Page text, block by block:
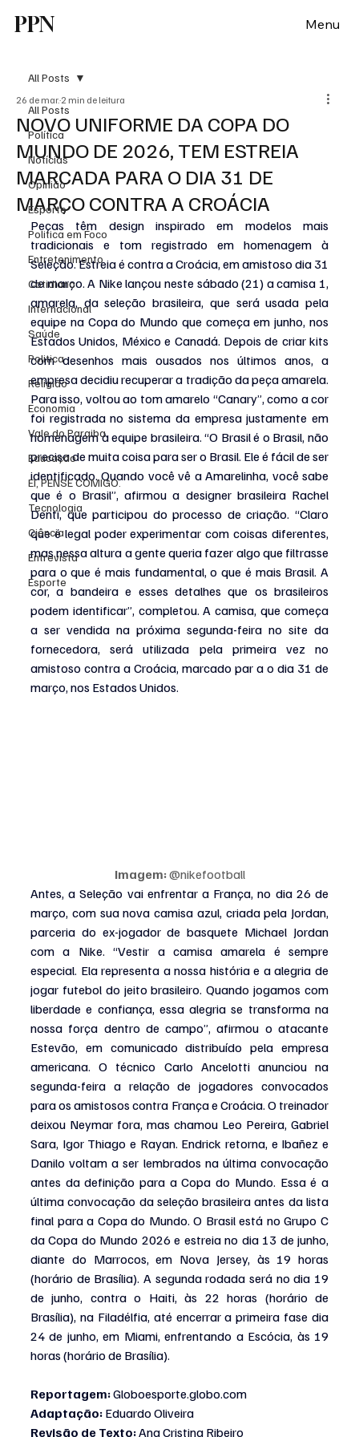
PPN Menu
All Posts
Política
Notícias
Opinião
Esporte
Politica em Foco
Entretenimento
Cotidiano
Internacional
Saúde
Politica
Religião
Economia
Vale do Paraiba
Educação
EI, PENSE COMIGO.
Tecnologia
Ciência
Entrevista
Esporte
All Posts
NOVO UNIFORME DA COPA DO
MUNDO DE 2026, TEM ESTREIA
MARCADA PARA O DIA 31 DE
MARÇO CONTRA A CROÁCIA
26 de mar. 2 min de leitura
Peças têm design inspirado em modelos mais
tradicionais e tom registrado em homenagem à
Seleção. Estreia é contra a Croácia, em amistoso dia 31
de março. A Nike lançou neste sábado (21) a camisa 1,
amarela, da seleção brasileira, que será usada pela
equipe na Copa do Mundo que começa em junho, nos
Estados Unidos, México e Canadá. Depois de criar kits
com desenhos mais ousados nos últimos anos, a
empresa decidiu recuperar a tradição da peça amarela.
Para isso, voltou ao tom amarelo “Canary”, como a cor
foi registrada no sistema da empresa justamente em
homenagem à equipe brasileira. “O Brasil é o Brasil, não
precisa de muita coisa para ser o Brasil. Ele é fácil de ser
identificado. Quando você vê a Amarelinha, você sabe
que é o Brasil”, afirmou a designer brasileira Rachel
Denti, que participou do processo de criação. “Claro
que é legal poder experimentar com coisas diferentes,
mas nessa altura a gente queria fazer algo que filtrasse
para o que é mais fundamental, o que é mais Brasil. A
cor, a bandeira e esses detalhes que os brasileiros
podem identificar”, completou. A camisa, que começa
a ser vendida na próxima segunda-feira no site da
fornecedora, será utilizada pela primeira vez no
amistoso contra a Croácia, marcado par a o dia 31 de
março, nos Estados Unidos.
Imagem: @nikefootball
Antes, a Seleção vai enfrentar a França, no dia 26 de
março, com sua nova camisa azul, criada pela Jordan,
parceria do ex-jogador de basquete Michael Jordan
com a Nike. “Vestir a camisa amarela é sempre
especial. Ela representa a nossa história e a alegria de
jogar futebol do jeito brasileiro. Quando jogamos com
liberdade e confiança, essa alegria se transforma na
nossa força dentro de campo”, afirmou o atacante
Estevão, em comunicado distribuído pela empresa
americana. O técnico Carlo Ancelotti anunciou na
segunda-feira a relação de jogadores convocados
para os amistosos contra França e Croácia. O treinador
deixou Neymar fora, mas chamou Leo Pereira, Gabriel
Sara, Igor Thiago e Rayan. Endrick retorna, e Ibañez e
Danilo voltam a ser lembrados na última convocação
antes da definição para a Copa do Mundo. Essa é a
última convocação da seleção brasileira antes da lista
final para a Copa do Mundo. O Brasil está no Grupo C
da Copa do Mundo 2026 e estreia no dia 13 de junho,
diante do Marrocos, em Nova Jersey, às 19 horas
(horário de Brasília). A segunda rodada será no dia 19
de junho, contra o Haiti, às 22 horas (horário de
Brasília), na Filadélfia, até encerrar a primeira fase dia
24 de junho, em Miami, enfrentando a Escócia, às 19
horas (horário de Brasília).
Reportagem:Globoesporte.globo.com
Adaptação: Eduardo Oliveira
Revisão de Texto: Ana Cristina Ribeiro